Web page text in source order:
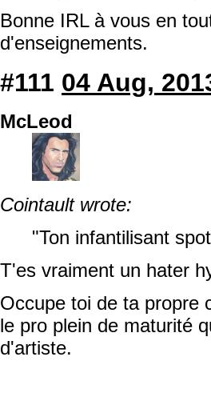
Bonne IRL à vous en
d'enseignements.
#111 04 Aug,
McLeod
Cointault wrote:
"Ton infantilisant
T'es vraiment un hater
Occupe toi de ta propre
le pro plein de maturité
d'artiste.